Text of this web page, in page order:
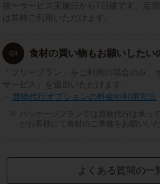
後〜サービス実施日から7日後です。定
は常時ご利用いただけます。
Q3 食材の買い物もお願いしたい
「フリープラン」をご利用の場合のみ、
サービス」を追加いただけます。
・ 買物代行オプションの料金や利用方法
パッケージプランでは買物代行は承っ
がお客様にて食材のご準備をお願いいた
よくある質問の一